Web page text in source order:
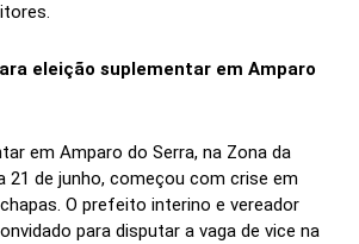
eleição suplementar em Amparo
em Amparo do Serra, na Zona da
21 de junho, começou com crise em
O prefeito interino e vereador
para disputar a vaga de vice na